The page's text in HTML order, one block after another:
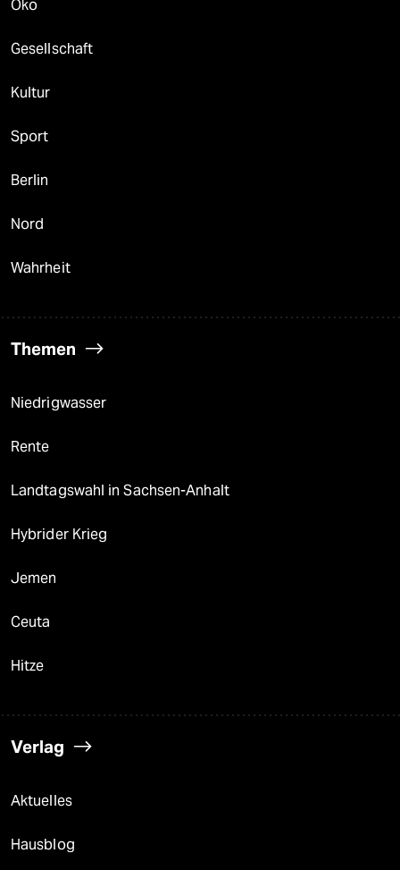
Öko
Gesellschaft
Kultur
Sport
Berlin
Nord
Wahrheit
Themen
Niedrigwasser
Rente
Landtagswahl in Sachsen-Anhalt
Hybrider Krieg
Jemen
Ceuta
Hitze
Verlag
Aktuelles
Hausblog